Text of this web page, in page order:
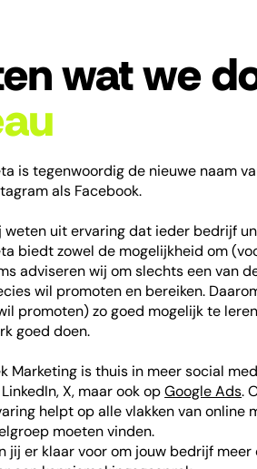
wat we
is tegenwoordig de nieuwe naam
als Facebook.
weten uit ervaring dat ieder bedrijf
biedt zowel de mogelijkheid om
adviseren wij om slechts een van
wil promoten en bereiken.
promoten) zo goed mogelijk te
goed doen.
Marketing is thuis in meer social
X, maar ook opGoogle Ads.
helpt op alle vlakken van online
moeten vinden.
jij er klaar voor om jouw bedrijf